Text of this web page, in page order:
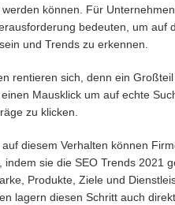
können. Für
bedeuten, um auf
und Trends zu erkennen.
rentieren sich, denn ein
Mausklick um auf echte
zu klicken.
diesem Verhalten können
indem sie die SEO Trends 2021
Produkte, Ziele und
lagern diesen Schritt auch